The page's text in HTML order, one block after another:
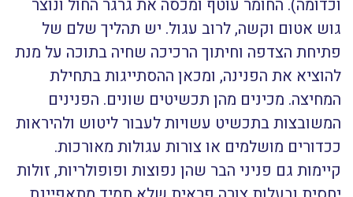
וכדומה). החומר עוטף ומכסה את גרגר החול ונוצר
גוש אטום וקשה, לרוב עגול. יש תהליך שלם של
פתיחת הצדפה וחיתוך הרכיכה שחיה בתוכה על מנת
להוציא את הפנינה, ומכאן ההסתייגות בתחילת
המחיצה. מכינים מהן תכשיטים שונים. הפנינים
המשובצות בתכשיט עשויות לעבור ליטוש ולהיראות
ככדורים מושלמים או צורות עגולות מאורכות.
קיימות גם פניני הבר שהן נפוצות ופופולריות, זולות